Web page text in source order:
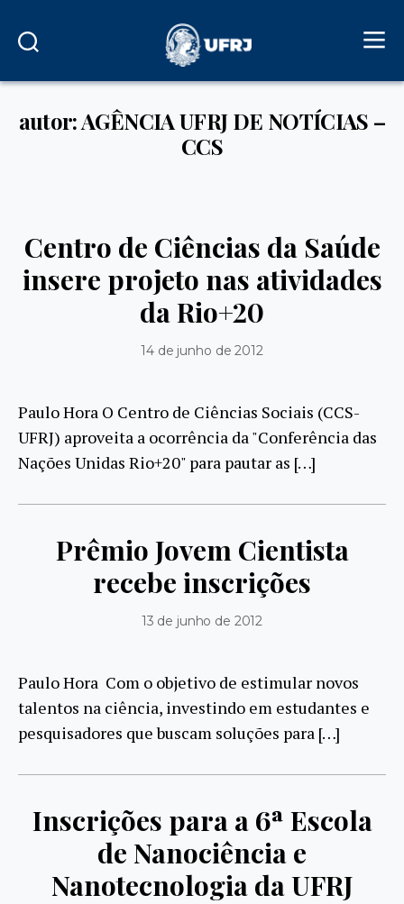
autor: AGÊNCIA UFRJ DE NOTÍCIAS –
CCS
Centro de Ciências da Saúde
insere projeto nas atividades
da Rio+20
14 de junho de 2012
Paulo Hora O Centro de Ciências Sociais (CCS-
UFRJ) aproveita a ocorrência da "Conferência das
Nações Unidas Rio+20" para pautar as […]
Prêmio Jovem Cientista
recebe inscrições
13 de junho de 2012
Paulo Hora Com o objetivo de estimular novos
talentos na ciência, investindo em estudantes e
pesquisadores que buscam soluções para […]
Inscrições para a 6ª Escola
de Nanociência e
Nanotecnologia da UFRJ